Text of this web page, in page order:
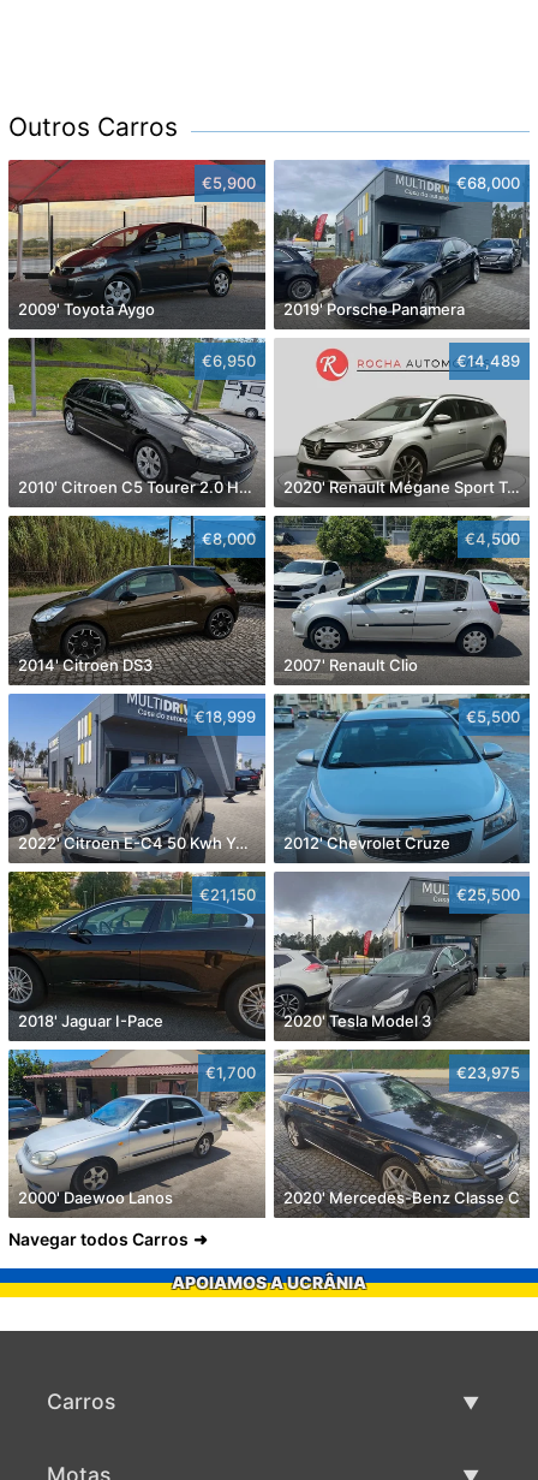
Outros Carros
€5,900
2009' Toyota Aygo
€68,000
2019' Porsche Panamera
€6,950
2010' Citroen C5 Tourer 2.0 Hdi Exclusive
€14,489
2020' Renault Mégane Sport Tourer
€8,000
2014' Citroen DS3
€4,500
2007' Renault Clio
€18,999
2022' Citroen E-C4 50 Kwh You!
€5,500
2012' Chevrolet Cruze
€21,150
2018' Jaguar I-Pace
€25,500
2020' Tesla Model 3
€1,700
2000' Daewoo Lanos
€23,975
2020' Mercedes-Benz Classe C
Navegar todos Carros
APOIAMOS A UCRÂNIA
Carros